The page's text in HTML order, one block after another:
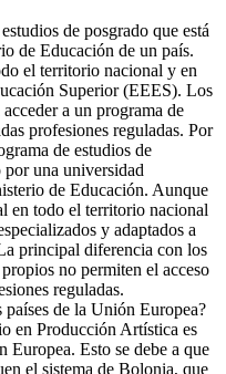
de posgrado que está
de Educación de un país.
el territorio nacional y en
Superior (EEES). Los
a un programa de
profesiones reguladas. Por
de estudios de
por una universidad
de Educación. Aunque
en todo el territorio nacional
y adaptados a
principal diferencia con los
no permiten el acceso
reguladas.
de la Unión Europea?
en Producción Artística es
Europea. Esto se debe a que
el sistema de Bolonia, que